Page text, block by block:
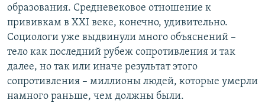
образования. Средневековое отношение к
прививкам в XXI веке, конечно, удивительно.
Социологи уже выдвинули много объяснений –
тело как последний рубеж сопротивления и так
далее, но так или иначе результат этого
сопротивления – миллионы людей, которые умерли
намного раньше, чем должны были.